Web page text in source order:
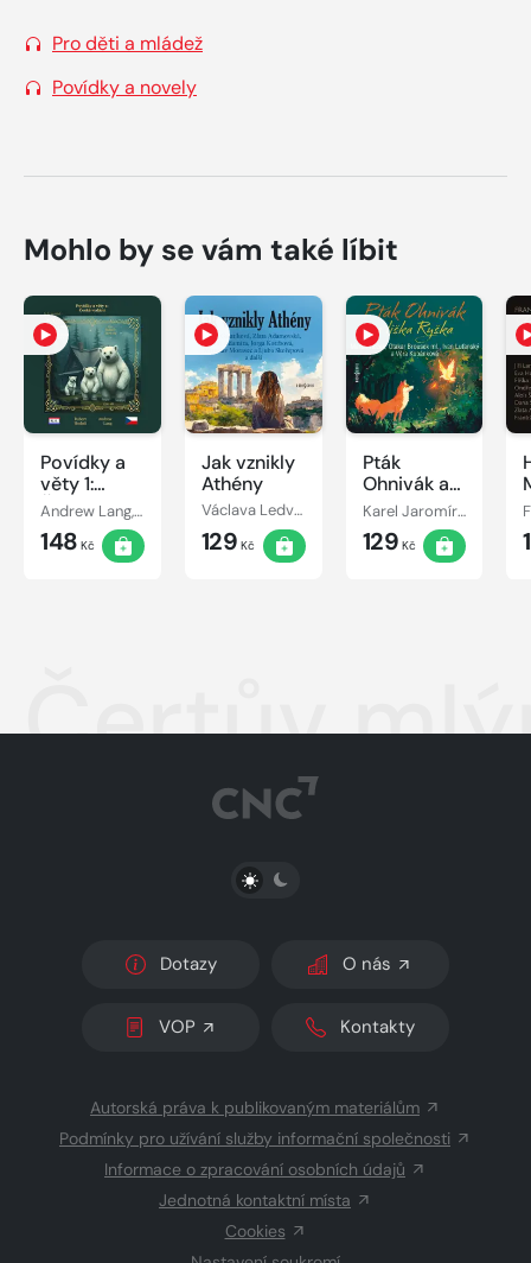
Pro děti a mládež
Povídky a novely
Mohlo by se vám také líbit
Povídky a
věty 1:
České
vydání
Andrew Lang, Róbert Hodoši
148 Kč
Jak vznikly
Athény
Václava Ledvinková
129 Kč
Pták
Ohnivák a
liška RyškaKarel Jaromír Erben
129 Kč
Čertův
PŘEPNOUT SVĚTLÝ/TMAVÝ REŽIM
Dotazy O nás
VOP Kontakty
Autorská práva k publikovaným materiálům
Podmínky pro užívání služby informační společnosti
Informace o zpracování osobních údajů
Jednotná kontaktní místa
Cookies